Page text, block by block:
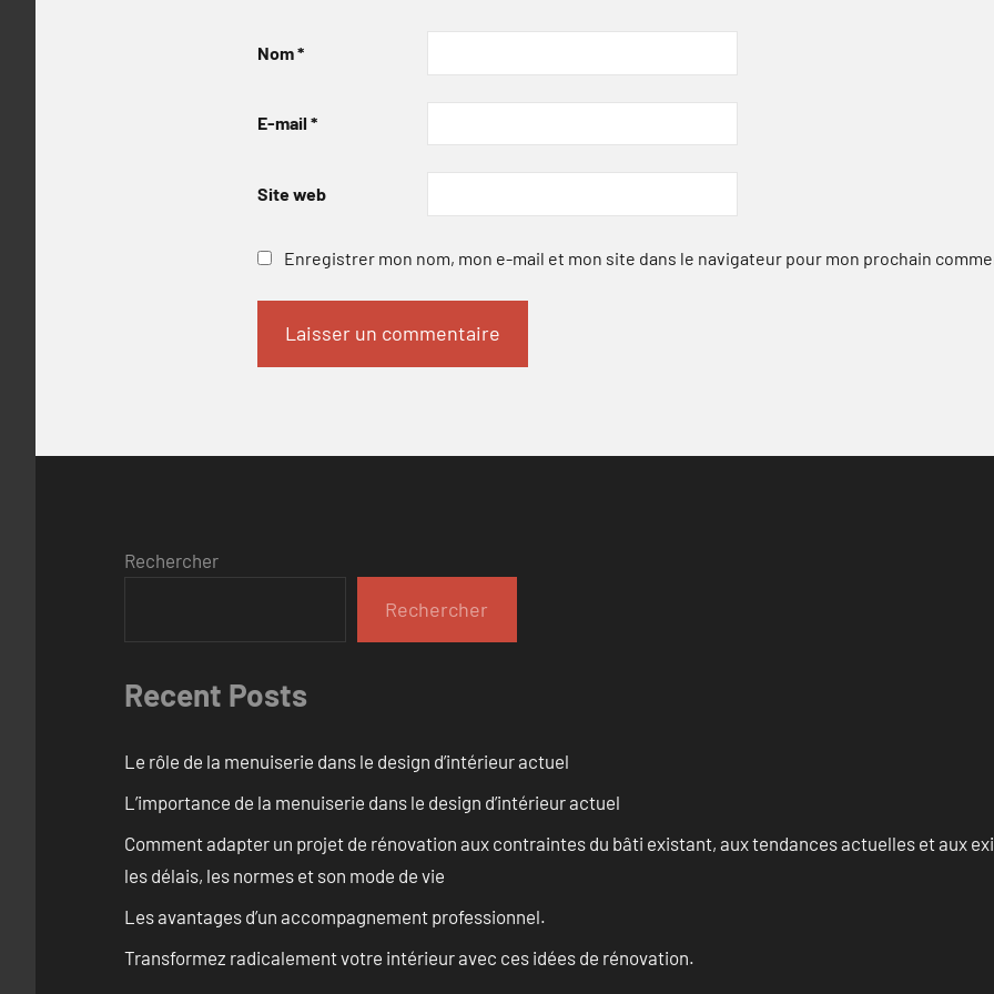
Nom*
E-mail *
Site web
Enregistrer mon nom, mon e-mail et mon site dans le navigateur pour mon prochain
Rechercher
Rechercher
Recent Posts
Le rôle de la menuiserie dans le design d’intérieur actuel
L’importance de la menuiserie dans le design d’intérieur actuel
Comment adapter un projet de rénovation aux contraintes du bâti existant, aux tendances actuelles et aux
les délais, les normes et son mode de vie
Les avantages d’un accompagnement professionnel.
Transformez radicalement votre intérieur avec ces idées de rénovation.